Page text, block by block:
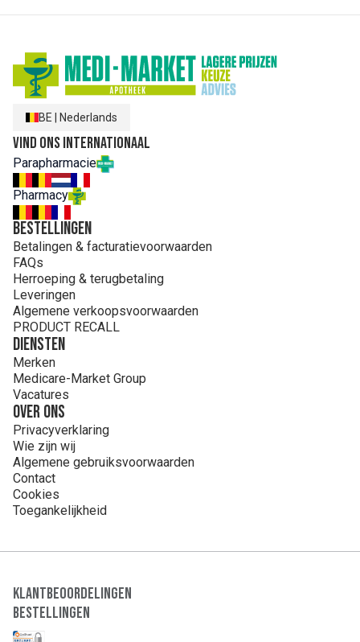
BE Nederlands
Vind ons internationaal
Parapharmacie
Pharmacy
Bestellingen
Betalingen & facturatievoorwaarden
FAQs
Herroeping & terugbetaling
Leveringen
Algemene verkoopsvoorwaarden
PRODUCT RECALL
Diensten
Merken
Medicare-Market Group
Vacatures
Over ons
Privacyverklaring
Wie zijn wij
Algemene gebruiksvoorwaarden
Contact
Cookies
Toegankelijkheid
Klantbeoordelingen
Bestellingen